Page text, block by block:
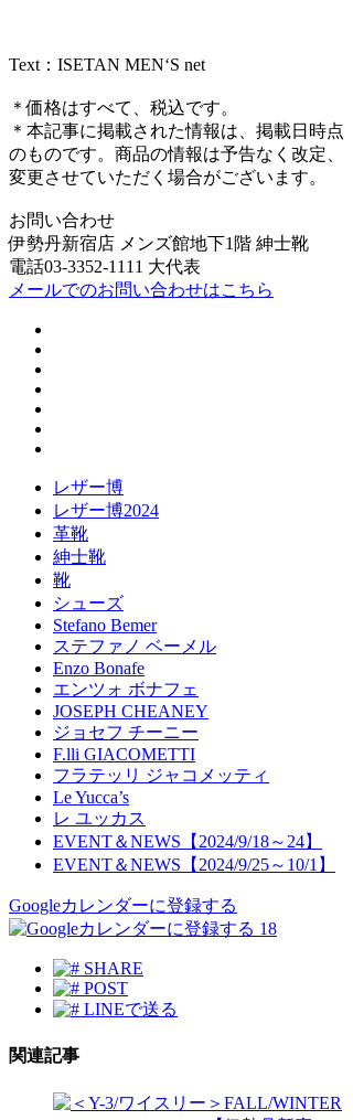
Text：ISETAN MEN‘S net
＊価格はすべて、税込です。
＊本記事に掲載された情報は、掲載日時点
のものです。商品の情報は予告なく改定、
変更させていただく場合がございます。
お問い合わせ
伊勢丹新宿店 メンズ館地下1階 紳士靴
電話03-3352-1111 大代表
メールでのお問い合わせはこちら
レザー博
レザー博2024
革靴
紳士靴
靴
シューズ
Stefano Bemer
ステファノ ベーメル
Enzo Bonafe
エンツォ ボナフェ
JOSEPH CHEANEY
ジョセフ チーニー
F.lli GIACOMETTI
フラテッリ ジャコメッティ
Le Yucca’s
レ ユッカス
EVENT＆NEWS【2024/9/18～24】
EVENT＆NEWS【2024/9/25～10/1】
Googleカレンダーに登録する
18
SHARE
POST
LINEで送る
関連記事